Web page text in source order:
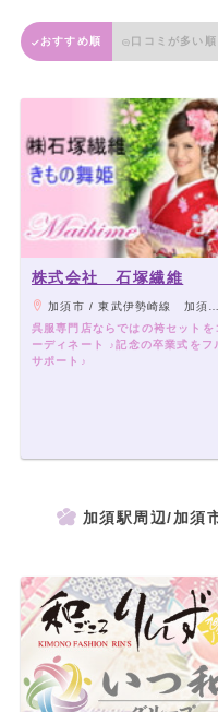
おすすめ順 口コミが多い順
株式会社 石塚繊維
加須市 / 東武伊勢崎線 加須駅より徒歩10分
呉服専門店ならではの袴セットを
ーディネート ♪記念の卒業式をフ
サポート♪
加須駅周辺/加須